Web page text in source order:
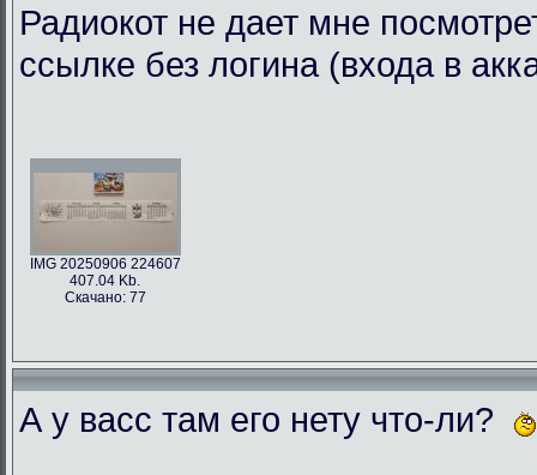
Радиокот не дает мне
ссылке без логина (входа в
IMG 20250906 224607
407.04 Kb.
Скачано: 77
А у васс там его нету что-ли?